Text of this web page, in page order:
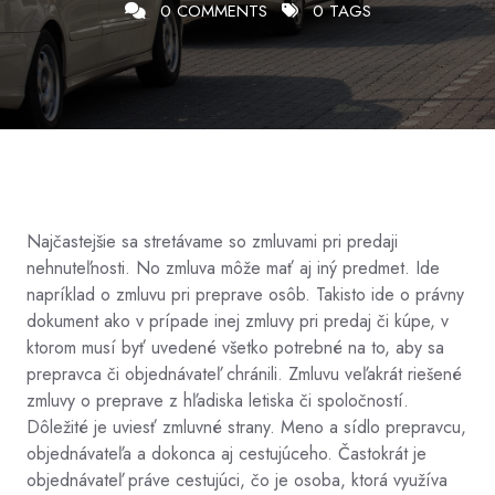
0 COMMENTS 0 TAGS
Najčastejšie sa stretávame so zmluvami pri predaji
nehnuteľnosti. No zmluva môže mať aj iný predmet. Ide
napríklad o zmluvu pri preprave osôb. Takisto ide o právny
dokument ako v prípade inej zmluvy pri predaj či kúpe, v
ktorom musí byť uvedené všetko potrebné na to, aby sa
prepravca či objednávateľ chránili. Zmluvu veľakrát riešené
zmluvy o preprave z hľadiska letiska či spoločností.
Dôležité je uviesť zmluvné strany. Meno a sídlo prepravcu,
objednávateľa a dokonca aj cestujúceho. Častokrát je
objednávateľ práve cestujúci, čo je osoba, ktorá využíva